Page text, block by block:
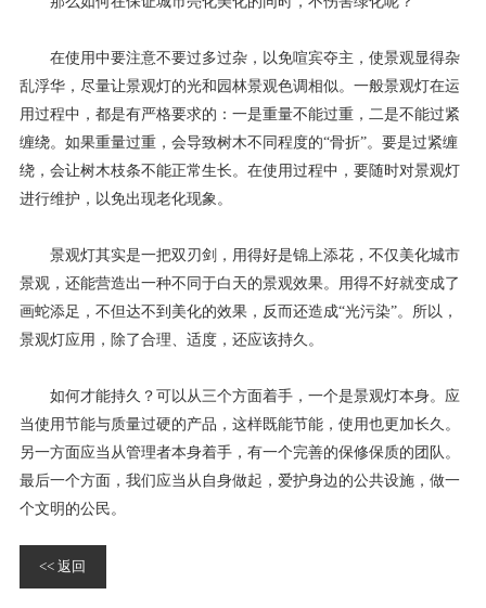
在使用中要注意不要过多过杂，以免喧宾夺主，使景观显得杂
乱浮华，尽量让景观灯的光和园林景观色调相似。一般景观灯在运
用过程中，都是有严格要求的：一是重量不能过重，二是不能过紧
缠绕。如果重量过重，会导致树木不同程度的“骨折”。要是过紧缠
绕，会让树木枝条不能正常生长。在使用过程中，要随时对景观灯
进行维护，以免出现老化现象。
景观灯其实是一把双刃剑，用得好是锦上添花，不仅美化城市
景观，还能营造出一种不同于白天的景观效果。用得不好就变成了
画蛇添足，不但达不到美化的效果，反而还造成“光污染”。所以，
景观灯应用，除了合理、适度，还应该持久。
如何才能持久？可以从三个方面着手，一个是景观灯本身。应
当使用节能与质量过硬的产品，这样既能节能，使用也更加长久。
另一方面应当从管理者本身着手，有一个完善的保修保质的团队。
最后一个方面，我们应当从自身做起，爱护身边的公共设施，做一
个文明的公民。
<< 返回